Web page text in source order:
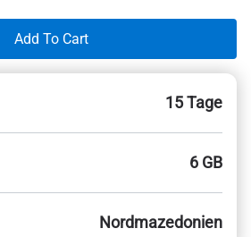
Add To Cart
15 Tage
6 GB
Nordmazedonien